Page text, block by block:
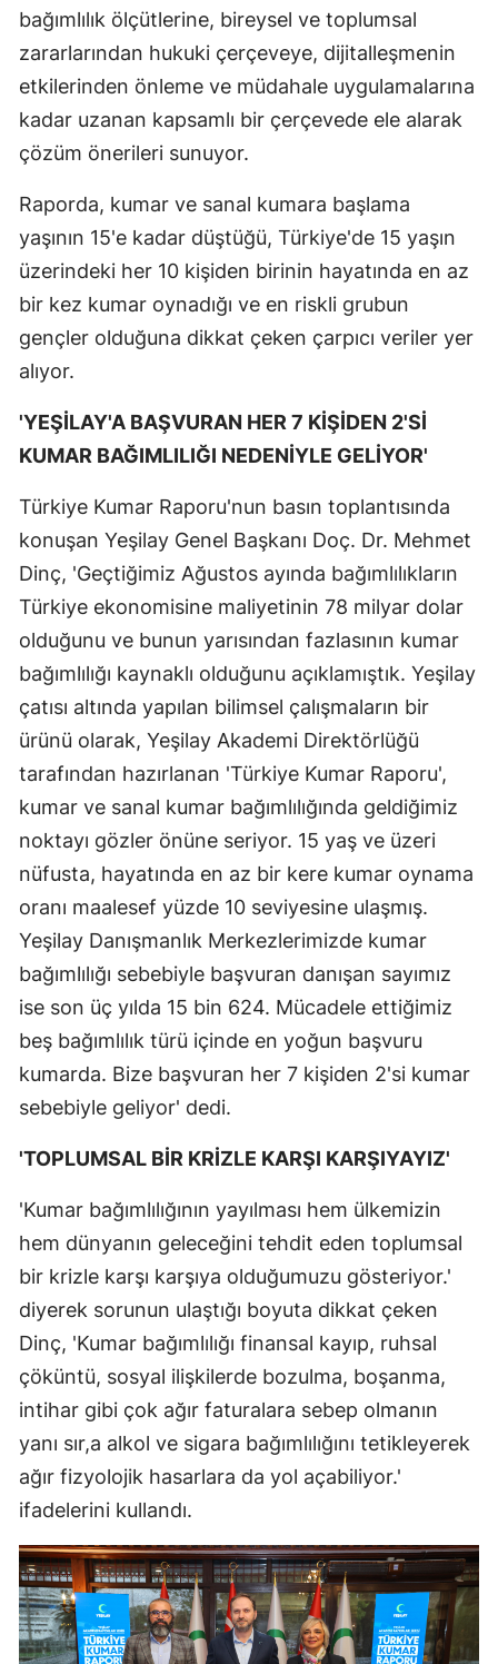
bağımlılık ölçütlerine, bireysel ve toplumsal
zararlarından hukuki çerçeveye, dijitalleşmenin
etkilerinden önleme ve müdahale uygulamalarına
kadar uzanan kapsamlı bir çerçevede ele alarak
çözüm önerileri sunuyor.
Raporda, kumar ve sanal kumara başlama
yaşının 15'e kadar düştüğü, Türkiye'de 15 yaşın
üzerindeki her 10 kişiden birinin hayatında en az
bir kez kumar oynadığı ve en riskli grubun
gençler olduğuna dikkat çeken çarpıcı veriler yer
alıyor.
'YEŞİLAY'A BAŞVURAN HER 7 KİŞİDEN 2'Sİ
KUMAR BAĞIMLILIĞI NEDENİYLE GELİYOR'
Türkiye Kumar Raporu'nun basın toplantısında
konuşan Yeşilay Genel Başkanı Doç. Dr. Mehmet
Dinç, 'Geçtiğimiz Ağustos ayında bağımlılıkların
Türkiye ekonomisine maliyetinin 78 milyar dolar
olduğunu ve bunun yarısından fazlasının kumar
bağımlılığı kaynaklı olduğunu açıklamıştık. Yeşilay
çatısı altında yapılan bilimsel çalışmaların bir
ürünü olarak, Yeşilay Akademi Direktörlüğü
tarafından hazırlanan 'Türkiye Kumar Raporu',
kumar ve sanal kumar bağımlılığında geldiğimiz
noktayı gözler önüne seriyor. 15 yaş ve üzeri
nüfusta, hayatında en az bir kere kumar oynama
oranı maalesef yüzde 10 seviyesine ulaşmış.
Yeşilay Danışmanlık Merkezlerimizde kumar
bağımlılığı sebebiyle başvuran danışan sayımız
ise son üç yılda 15 bin 624. Mücadele ettiğimiz
beş bağımlılık türü içinde en yoğun başvuru
kumarda. Bize başvuran her 7 kişiden 2'si kumar
sebebiyle geliyor' dedi.
'TOPLUMSAL BİR KRİZLE KARŞI KARŞIYAYIZ'
'Kumar bağımlılığının yayılması hem ülkemizin
hem dünyanın geleceğini tehdit eden toplumsal
bir krizle karşı karşıya olduğumuzu gösteriyor.'
diyerek sorunun ulaştığı boyuta dikkat çeken
Dinç, 'Kumar bağımlılığı finansal kayıp, ruhsal
çöküntü, sosyal ilişkilerde bozulma, boşanma,
intihar gibi çok ağır faturalara sebep olmanın
yanı sır,a alkol ve sigara bağımlılığını tetikleyerek
ağır fizyolojik hasarlara da yol açabiliyor.'
ifadelerini kullandı.